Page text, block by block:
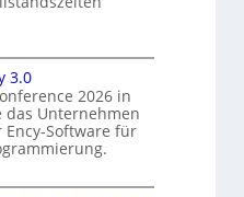
3.0
2026 in
das Unternehmen
Ency-Software für